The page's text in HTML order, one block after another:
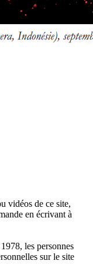
vidéos de ce site,
en écrivant à
les personnes
sur le site